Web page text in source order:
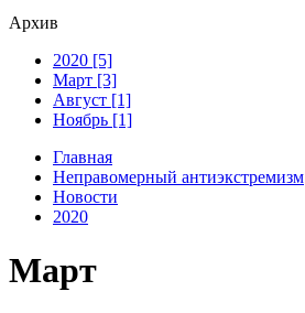
Архив
2020 [5]
Март [3]
Август [1]
Ноябрь [1]
Главная
Неправомерный антиэкстремизм
Новости
2020
Март